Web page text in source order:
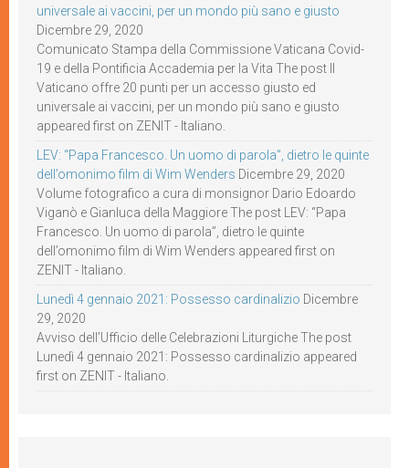
universale ai vaccini, per un mondo più sano e giusto
Dicembre 29, 2020
Comunicato Stampa della Commissione Vaticana Covid-
19 e della Pontificia Accademia per la Vita The post Il
Vaticano offre 20 punti per un accesso giusto ed
universale ai vaccini, per un mondo più sano e giusto
appeared first on ZENIT - Italiano.
LEV: “Papa Francesco. Un uomo di parola”, dietro le quinte
dell’omonimo film di Wim Wenders Dicembre 29, 2020
Volume fotografico a cura di monsignor Dario Edoardo
Viganò e Gianluca della Maggiore The post LEV: “Papa
Francesco. Un uomo di parola”, dietro le quinte
dell’omonimo film di Wim Wenders appeared first on
ZENIT - Italiano.
Lunedì 4 gennaio 2021: Possesso cardinalizio Dicembre
29, 2020
Avviso dell’Ufficio delle Celebrazioni Liturgiche The post
Lunedì 4 gennaio 2021: Possesso cardinalizio appeared
first on ZENIT - Italiano.